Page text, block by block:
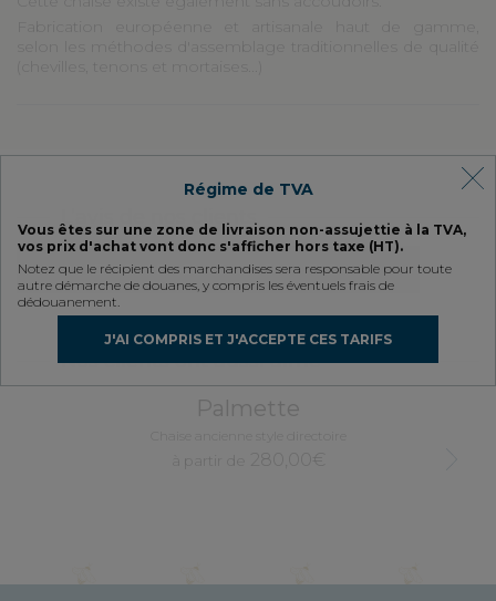
L’avis de nos clients
SOYEZ LE PREMIER À DONNER VOTRE AVIS
Nos clients ont aussi aimé
Palmette
Chaise ancienne style directoire
à partir de 280,00€
Régime de TVA
Vous êtes sur une zone de livraison non-assujettie à la TVA,
vos prix d'achat vont donc s'afficher hors taxe (HT).
Notez que le récipient des marchandises sera responsable pour toute
autre démarche de douanes, y compris les éventuels frais de
dédouanement.
J'AI COMPRIS ET J'ACCEPTE CES TARIFS